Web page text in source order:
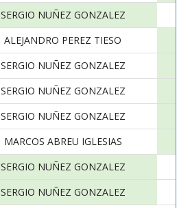
SERGIO NUÑEZ GONZALEZ
ALEJANDRO PEREZ TIESO
SERGIO NUÑEZ GONZALEZ
SERGIO NUÑEZ GONZALEZ
SERGIO NUÑEZ GONZALEZ
MARCOS ABREU IGLESIAS
SERGIO NUÑEZ GONZALEZ
SERGIO NUÑEZ GONZALEZ